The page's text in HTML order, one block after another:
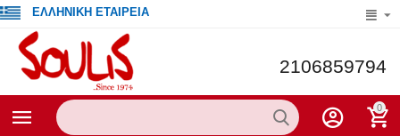
ΕΛΛΗΝΙΚΗ ΕΤΑΙΡΕΙΑ
2106859794
0